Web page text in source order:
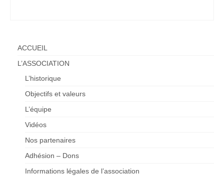
ACCUEIL
L’ASSOCIATION
L’historique
Objectifs et valeurs
L’équipe
Vidéos
Nos partenaires
Adhésion – Dons
Informations légales de l’association